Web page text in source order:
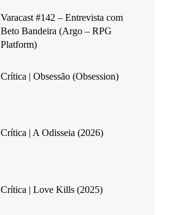
Varacast #142 – Entrevista com
Beto Bandeira (Argo – RPG
Platform)
Crítica | Obsessão (Obsession)
Crítica | A Odisseia (2026)
Crítica | Love Kills (2025)